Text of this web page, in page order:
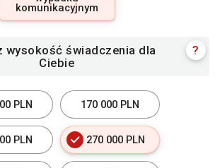
komunikacyjnym
wysokość świadczenia dla
Ciebie
?
PLN 170 000 PLN
PLN 270 000 PLN